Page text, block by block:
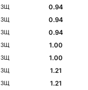
ЗЩ
0.94
ЗЩ
0.94
ЗЩ
0.94
ЗЩ
1.00
ЗЩ
1.00
ЗЩ
1.21
ЗЩ
1.21